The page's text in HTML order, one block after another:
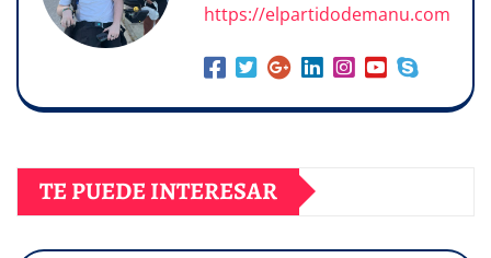
https://elpartidodemanu.com
TE PUEDE INTERESAR